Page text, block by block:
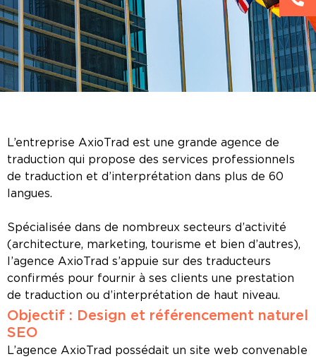
L’entreprise AxioTrad est une grande agence de
traduction qui propose des services professionnels
de traduction et d’interprétation dans plus de 60
langues.
Spécialisée dans de nombreux secteurs d’activité
(architecture, marketing, tourisme et bien d’autres),
l’agence AxioTrad s’appuie sur des traducteurs
confirmés pour fournir à ses clients une prestation
de traduction ou d’interprétation de haut niveau.
Objectif : Design et référencement naturel
SEO
L’agence AxioTrad possédait un site web convenable